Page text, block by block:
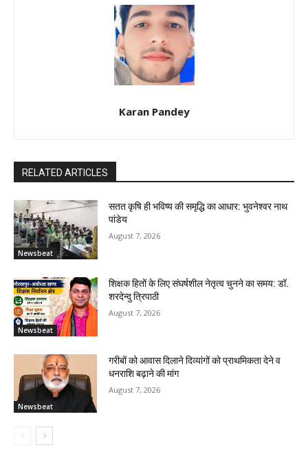
Karan Pandey
RELATED ARTICLES
Newsbeat
सतत कृषि ही भविष्य की समृद्धि का आधार: भुवनेश्वर नाथ
पांडेय
August 7, 2026
Newsbeat
शिक्षक हितों के लिए संघर्षशील नेतृत्व चुनने का समय: डॉ.
शरदेन्दु त्रिपाठी
August 7, 2026
Newsbeat
गरीबों को आवास दिलाने दिव्यांगों को प्राथमिकता देने व
धनराशि बढ़ाने की मांग
August 7, 2026